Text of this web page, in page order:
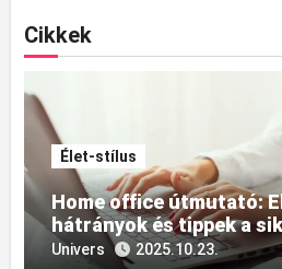
Cikkek
Élet-stílus
Home office útmutató:
hátrányok és tippek a
munkavégzéshez
Univers 2025.10.23.